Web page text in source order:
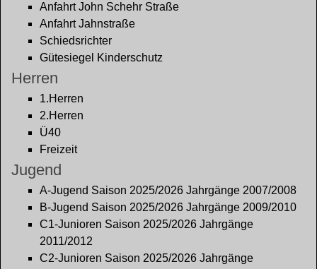
Anfahrt John Schehr Straße
Anfahrt Jahnstraße
Schiedsrichter
Gütesiegel Kinderschutz
Herren
1.Herren
2.Herren
Ü40
Freizeit
Jugend
A-Jugend Saison 2025/2026 Jahrgänge 2007/2008
B-Jugend Saison 2025/2026 Jahrgänge 2009/2010
C1-Junioren Saison 2025/2026 Jahrgänge
2011/2012
C2-Junioren Saison 2025/2026 Jahrgänge